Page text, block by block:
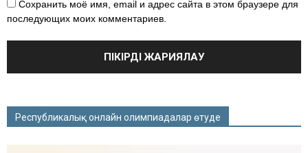
Сохранить моё имя, email и адрес сайта в этом браузере для
последующих моих комментариев.
Республикалық онлайн олимпиадалар өтуде